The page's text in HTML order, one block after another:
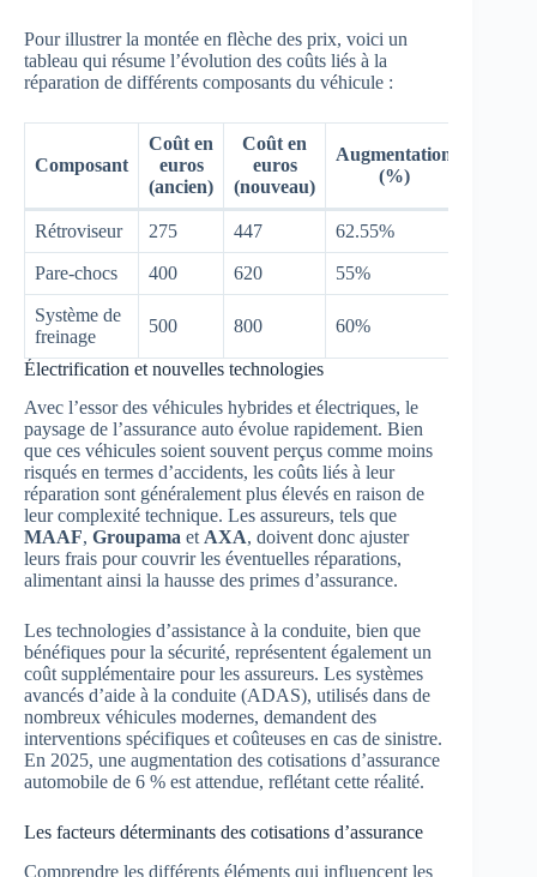
Pour illustrer la montée en flèche des prix, voici un
tableau qui résume l’évolution des coûts liés à la
réparation de différents composants du véhicule :
Composant
Coût en
euros
(ancien)
Coût en
euros
(nouveau)
Augmentation
(%)
Rétroviseur 275 447 62.55%
Pare-chocs 400 620 55%
Système de
freinage
500 800 60%
Électrification et nouvelles technologies
Avec l’essor des véhicules hybrides et électriques, le
paysage de l’assurance auto évolue rapidement. Bien
que ces véhicules soient souvent perçus comme moins
risqués en termes d’accidents, les coûts liés à leur
réparation sont généralement plus élevés en raison de
leur complexité technique. Les assureurs, tels que
MAAF, Groupama etAXA, doivent donc ajuster
leurs frais pour couvrir les éventuelles réparations,
alimentant ainsi la hausse des primes d’assurance.
Les technologies d’assistance à la conduite, bien que
bénéfiques pour la sécurité, représentent également un
coût supplémentaire pour les assureurs. Les systèmes
avancés d’aide à la conduite (ADAS), utilisés dans de
nombreux véhicules modernes, demandent des
interventions spécifiques et coûteuses en cas de sinistre.
En 2025, une augmentation des cotisations d’assurance
automobile de 6 % est attendue, reflétant cette réalité.
Les facteurs déterminants des cotisations d’assurance
Comprendre les différents éléments qui influencent les